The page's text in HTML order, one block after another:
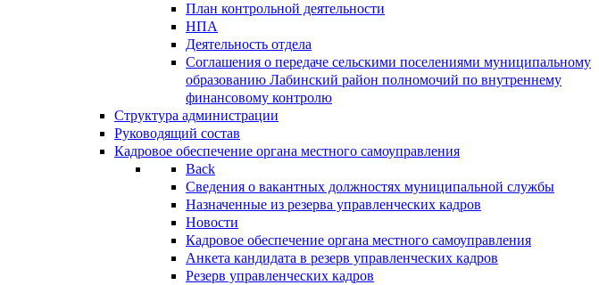
План контрольной деятельности
НПА
Деятельность отдела
Соглашения о передаче сельскими поселениями муниципальному
образованию Лабинский район полномочий по внутреннему
финансовому контролю
Структура администрации
Руководящий состав
Кадровое обеспечение органа местного самоуправления
Back
Сведения о вакантных должностях муниципальной службы
Назначенные из резерва управленческих кадров
Новости
Кадровое обеспечение органа местного самоуправления
Анкета кандидата в резерв управленческих кадров
Резерв управленческих кадров